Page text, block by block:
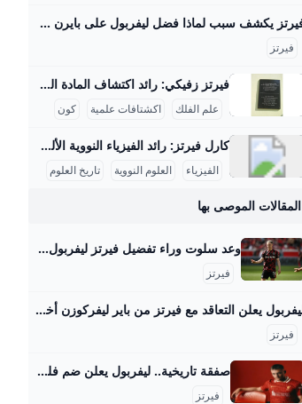
فيرتز يكشف سبب لماذا فضل ليفربول على بايرن ميونخ - بوابة السعودية نيوز يحاول الفريق بناء نفسه بشكل قوي ليكون قادراً على المنافسة على أعلى مستوى تحت قيادة المدرب آرني سلوت وقد أظهر الفريق أداءً مميزاً في سوق الانتقالات هذا الصيف، انتقال اللاعب إلى ليفربول يمثل تحدياً كبيراً بالنسبة له، حيث قال: “لقد كانت خطوة أصعب أن أترك هذا المحيط وأذهب لبلد آخر مع كل ما يتضمنه من تغييرات وألعب في دوري جديد بأسلوب لعب مختلف”. اختيار واعٍ أضاف اللاعب: “لقد انتقلت لتحدي أكبر، تحدي اخترت خوضه بوعي من أجل أن أنجح وأصبح لاعباً أفضل , لقد اخترت الانتقال إلى ليفربول كقرار واعٍ بالنسبة لي كي أصبح أفضل”.
فيرتز
فيرتز زفيكي: رائد اكتشاف المادة المظلمة والنجوم النيوترونية يسرني تقديم مقال مفصل عن شخصية فريتز زفيكي وإسهاماته العلمية في علم الفلك: فريتز زفيكي: رائد اكتشاف المادة المظلمة والنجوم النيوترونية فريتز زفيكي (14 فبراير 1898 - 8 فبراير 1974) كان عالم فلك سويسري عمل معظم حياته في معهد كاليفورنيا للتكنولوجيا بالولايات المتحدة، وأحدث ثورة في فهمنا للكون من خلال أفكاره واكتشافاته الرائدة. تلقى تعليمه الثانوي في زيوريخ، ثم درس الرياضيات والفيزياء التجريبية بين 1917 و1925 على يد كبار العلماء أمثال أوجوست بيكارد وألبرت أينشتاين، مما أكسبه قاعدة علمية راسخة ساعدته في إرساء أسس علم الفلك الحديث.
علم الفلك اكشتافات علمية كون
كارل فيرتز: رائد الفيزياء النووية الألماني كيرل فيرتز هو عالم فيزياء نووية ألماني بارز وُلد في 24 أبريل 1910 في كولونيا وتوفي في 12 فبراير 1994. حصل على شهادة الدكتوراه في عام 1934 بعد دراسته الفيزياء والكيمياء والرياضيات في جامعات بون وفرايبورغ وبريسلّاو. درّس بعد ذلك كمساعد تدريس لوزير التعليم الألماني كارل فريدريش بونهوفر في جامعة لايبتزغ، وكان عضواً في رابطة المعلمين النازية خلال الفترة النازية في ألمانيا، رغم أنه لم يكن عضواً في الحزب النازي. مهنياً، تميز فيرتز بعمله في معهد كايزر فيلهلم للفيزياء في برلين منذ عام 1937، حيث عمل على تصميم المفاعلات النووية خلال الحرب العالمية الثانية، وبالأخص مفاعل الطبقات الأفقية، بالإضافة إلى قيادة قسم التجارب في المعهد الذي نقل إلى هيتشينجن لتجنب تأثير القصف الجوي في 1944.
الفيزياء العلوم النووية تاريخ العلوم
المقالات الموصى بها
وعد سلوت وراء تفضيل فيرتز ليفربول على بايرن ميونيخ ‘ليفربول يشعل سوق الانتقالات بإعادة بناء فريقه تحت قيادة آرني سلوت بعد تتويج مفاجئ بالدوري الإنجليزي، ويقترب من ضم النجم الألماني فيرتز بعد حسم صفقة فريمبونغ، في خطوة تعزز مشروع “ليفربول 2.0” المستقبلي بقوة.’ الرئيسية » رياضة » وعد سلوت وراء تفضيل فيرتز ليفربول على بايرن ميونيخ ليفربول يشعل سوق الانتقالات بإعادة بناء فريقه تحت قيادة آرني سلوت بعد تتويج مفاجئ بالدوري الإنجليزي، ويقترب من ضم النجم الألماني فيرتز بعد حسم صفقة فريمبونغ، في خطوة تعزز مشروع “ليفربول 2.
فيرتز
ليفربول يعلن التعاقد مع فيرتز من باير ليفركوزن أخبار 24 أعلن ليفربول بطل الدوري الإنجليزي الممتاز لكرة القدم اليوم الجمعة التعاقد مع فلوريان فيرتس قادما من باير ليفركوزن الألماني.
فيرتز
صفقة تاريخية.. ليفربول يعلن ضم فلوريان فيرتز واصل ليفربول تدعيماته خلال فترة الانتقالات الصيفية الجارية استعداداً للموسم الجديد 2025-2026. العين الرياضية الجمعة 2025/6/20 10:01 م بتوقيت أبوظبي وأعلن ليفربول توصله لاتفاق مع نادي باير ليفركوزن للحصول على خدمات فلوريان فيرتز. في عيد ميلاده.. هل يستمر إنجاز ميسي «الأسطوري» في كأس العالم للأندية؟ ووقع فلوريان فيرتز على عقود انتقاله إلى ليفربول لمدة خمس سنوات، ليستمر في “أنفيلد” حتى يونيو/حزيران 2030. وتفوق ليفربول في سباق ضم صاحب الـ22 عاماً بعد منافسة مع بايرن ميونخ، حيث فضَّل اللاعب الألماني الانضمام لصفوف “الريدز” بدلا من العملاق البافاري.
فيرتز